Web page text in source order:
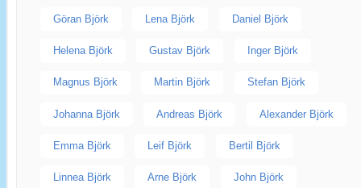
Göran Björk Lena Björk Daniel Björk
Helena Björk Gustav Björk Inger Björk
Magnus Björk Martin Björk Stefan Björk
Johanna Björk Andreas Björk Alexander Björk
Emma Björk Leif Björk Bertil Björk
Linnea Björk Arne Björk John Björk